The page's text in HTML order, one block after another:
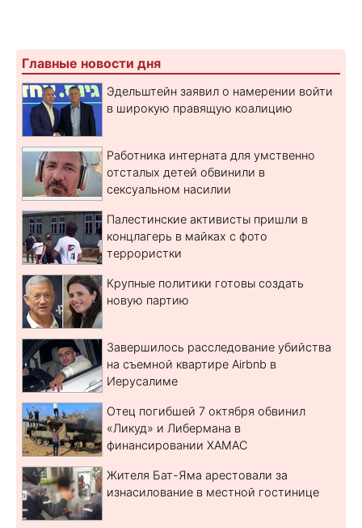
Главные новости дня
Эдельштейн заявил о намерении войти
в широкую правящую коалицию
Работника интерната для умственно
отсталых детей обвинили в
сексуальном насилии
Палестинские активисты пришли в
концлагерь в майках с фото
террористки
Крупные политики готовы создать
новую партию
Завершилось расследование убийства
на съемной квартире Airbnb в
Иерусалиме
Отец погибшей 7 октября обвинил
«Ликуд» и Либермана в
финансировании ХАМАС
Жителя Бат-Яма арестовали за
изнасилование в местной гостинице